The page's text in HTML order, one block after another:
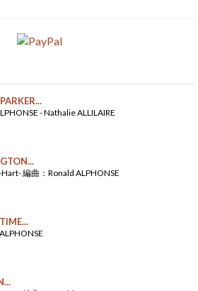
- Nathalie ALLILAIRE
編曲：Ronald ALPHONSE